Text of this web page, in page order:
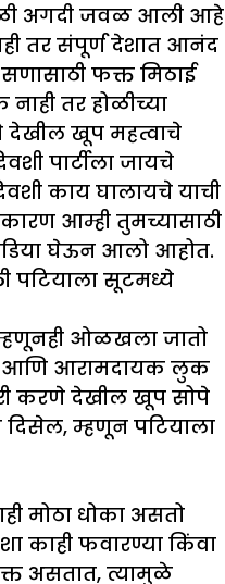
अगदी जवळ आली आहे
तर संपूर्ण देशात आनंद
फक्त मिठाई
तर होळीच्या
देखील खूप महत्वाचे
पार्टीला जायचे
काय घालायचे याची
आम्ही तुमच्यासाठी
घेऊन आलो आहोत.
पटियाला सूटमध्ये
ओळखला जातो
आणि आरामदायक लुक
करणे देखील खूप सोपे
म्हणून पटियाला
मोठा धोका असतो
काही फवारण्या किंवा
असतात, त्यामुळे